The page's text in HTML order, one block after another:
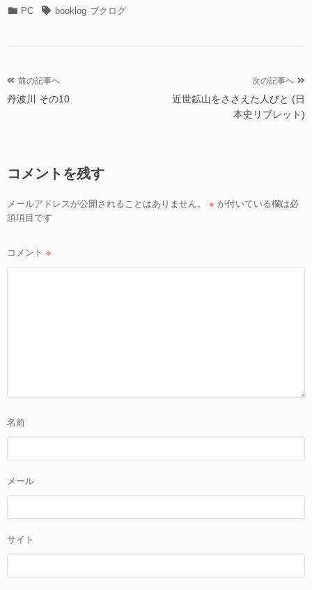
カ
PC
タ
booklog ブクログ
投
稿
ー
シ
ョ
前の記事へ
丹波川 その10
次の記事へ
近世鉱山をささえた人びと (日
本史リブレット)
コメントを残す
メールアドレスが公開されることはありません。 ※ が付いている欄は必
須項目です
コメント ※
名前
メール
サイト